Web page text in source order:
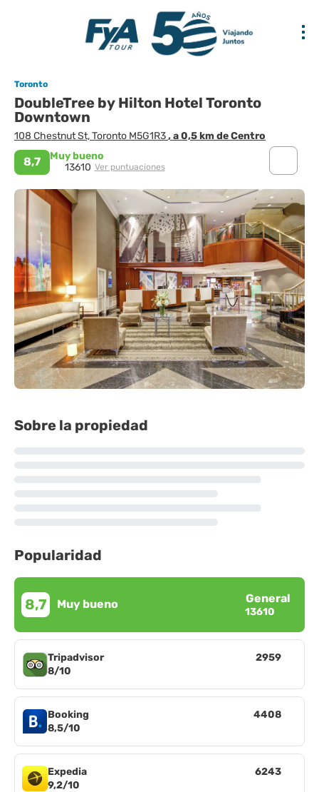
Toronto
DoubleTree by Hilton Hotel Toronto
Downtown
108 Chestnut St, Toronto M5G1R3, a 0,5 km de Centro
8,7
Muy bueno
13610 Ver puntuaciones
Sobre la propiedad
Popularidad
8,7 Muy bueno General
13610
Tripadvisor
8/10
2959
Booking
8,5/10
4408
Expedia
9,2/10
6243